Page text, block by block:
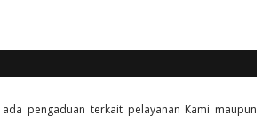
pengaduan terkait pelayanan Kami maupun